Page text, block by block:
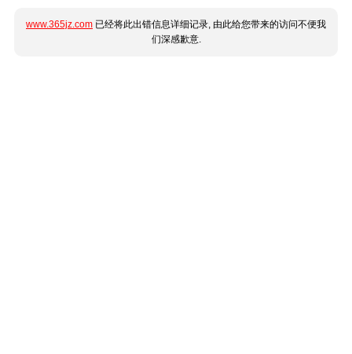
www.365jz.com 已经将此出错信息详细记录, 由此给您带来的访问不便我
们深感歉意.